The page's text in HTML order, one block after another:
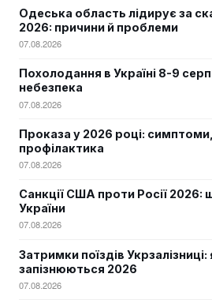
Одеська область лідирує за
2026: причини й проблеми
07.08.2026
Похолодання в Україні 8-9
небезпека
07.08.2026
Проказа у 2026 році: симптоми,
профілактика
07.08.2026
Санкції США проти Росії 2026:
України
07.08.2026
Затримки поїздів Укрзалізниці:
запізнюються 2026
07.08.2026